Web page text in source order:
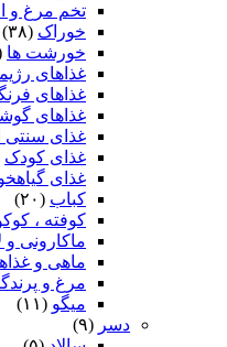
تخم مرغ و
خوراک (۳۸)
خورشت ها
غذاهای
غذاهای
غذاهای
غذای سنتی
غذای کودک
غذای
کباب (۲۰)
کوفته ،
ماکارونی و
ماهی و
مرغ و
میگو (۱۱)
دسر (۹)